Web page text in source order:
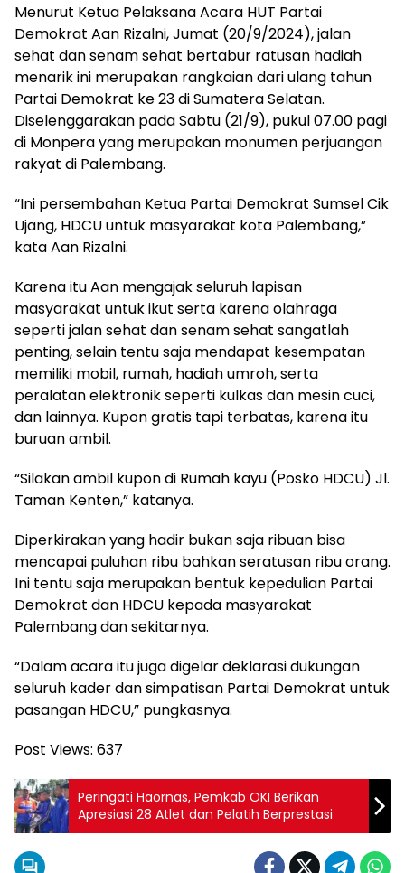
Menurut Ketua Pelaksana Acara HUT Partai
Demokrat Aan Rizalni, Jumat (20/9/2024), jalan
sehat dan senam sehat bertabur ratusan hadiah
menarik ini merupakan rangkaian dari ulang tahun
Partai Demokrat ke 23 di Sumatera Selatan.
Diselenggarakan pada Sabtu (21/9), pukul 07.00 pagi
di Monpera yang merupakan monumen perjuangan
rakyat di Palembang.
“Ini persembahan Ketua Partai Demokrat Sumsel Cik
Ujang, HDCU untuk masyarakat kota Palembang,”
kata Aan Rizalni.
Karena itu Aan mengajak seluruh lapisan
masyarakat untuk ikut serta karena olahraga
seperti jalan sehat dan senam sehat sangatlah
penting, selain tentu saja mendapat kesempatan
memiliki mobil, rumah, hadiah umroh, serta
peralatan elektronik seperti kulkas dan mesin cuci,
dan lainnya. Kupon gratis tapi terbatas, karena itu
buruan ambil.
“Silakan ambil kupon di Rumah kayu (Posko HDCU) Jl.
Taman Kenten,” katanya.
Diperkirakan yang hadir bukan saja ribuan bisa
mencapai puluhan ribu bahkan seratusan ribu orang.
Ini tentu saja merupakan bentuk kepedulian Partai
Demokrat dan HDCU kepada masyarakat
Palembang dan sekitarnya.
“Dalam acara itu juga digelar deklarasi dukungan
seluruh kader dan simpatisan Partai Demokrat untuk
pasangan HDCU,” pungkasnya.
Post Views: 637
Peringati Haornas, Pemkab OKI Berikan
Apresiasi 28 Atlet dan Pelatih Berprestasi